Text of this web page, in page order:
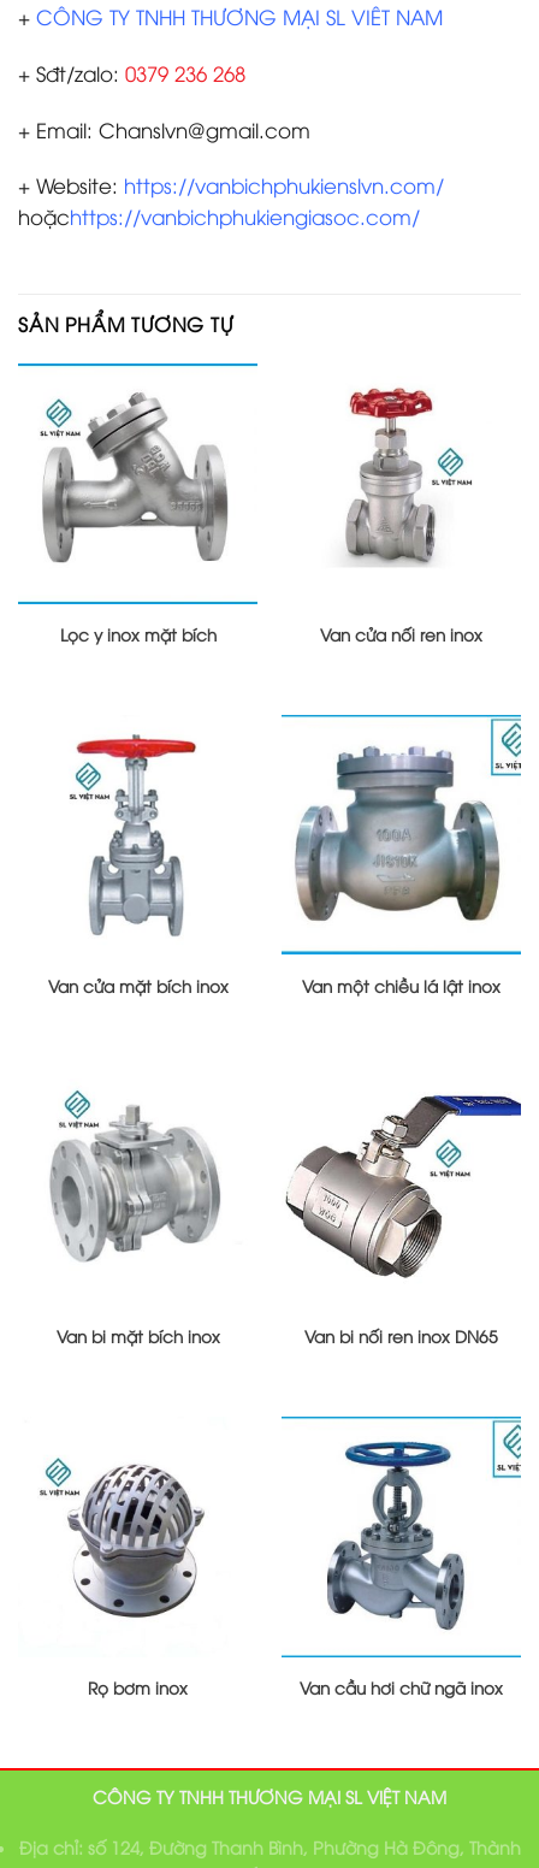
+ CÔNG TY TNHH THƯƠNG MẠI SL VIÊT NAM
+ Sđt/zalo: 0379 236 268
+ Email: Chanslvn@gmail.com
+ Website: https://vanbichphukienslvn.com/
hoặchttps://vanbichphukiengiasoc.com/
SẢN PHẨM TƯƠNG TỰ
Lọc y inox mặt bích Van cửa nối ren inox
Van cửa mặt bích inox Van một chiều lá lật inox
Van bi mặt bích inox Van bi nối ren inox DN65
Rọ bơm inox Van cầu hơi chữ ngã inox
CÔNG TY TNHH THƯƠNG MẠI SL VIỆT NAM
Địa chỉ: số 124, Đường Thanh Bình, Phường Hà Đông, Thành